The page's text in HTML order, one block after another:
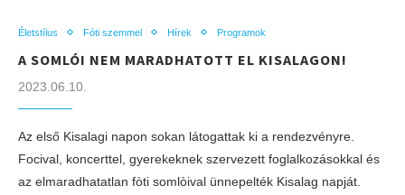
Életstílus Fóti szemmel Hírek Programok
A SOMLÓI NEM MARADHATOTT EL KISALAGON!
2023.06.10.
Az első Kisalagi napon sokan látogattak ki a rendezvényre.
Focival, koncerttel, gyerekeknek szervezett foglalkozásokkal és
az elmaradhatatlan fòti somlòival ünnepelték Kisalag napját.